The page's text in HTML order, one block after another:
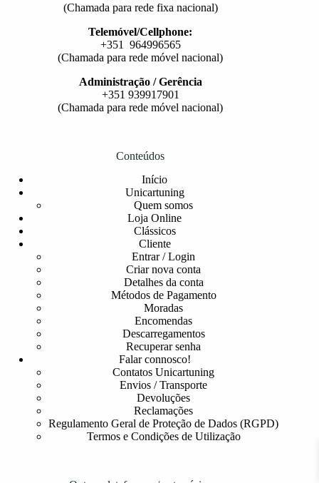
(Chamada para rede fixa nacional)
Telemóvel/Cellphone:
+351 964996565
(Chamada para rede móvel nacional)
Administração / Gerência
+351 939917901
(Chamada para rede móvel nacional)
Conteúdos
Início
Unicartuning
Quem somos
Loja Online
Clássicos
Cliente
Entrar / Login
Criar nova conta
Detalhes da conta
Métodos de Pagamento
Moradas
Encomendas
Descarregamentos
Recuperar senha
Falar connosco!
Contatos Unicartuning
Envios / Transporte
Devoluções
Reclamações
Regulamento Geral de Proteção de Dados (RGPD)
Termos e Condições de Utilização